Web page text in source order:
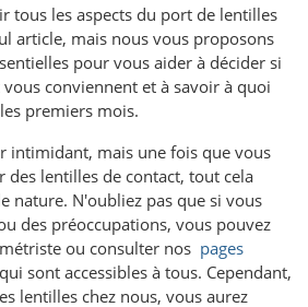
tous les aspects du port de lentilles
article, mais nous vous proposons
pour vous aider à décider si
conviennent et à savoir à quoi
premiers mois.
intimidant, mais une fois que vous
des lentilles de contact, tout cela
nature. N'oubliez pas que si vous
des préoccupations, vous pouvez
ou consulter nos pages
sont accessibles à tous. Cependant,
lentilles chez nous, vous aurez